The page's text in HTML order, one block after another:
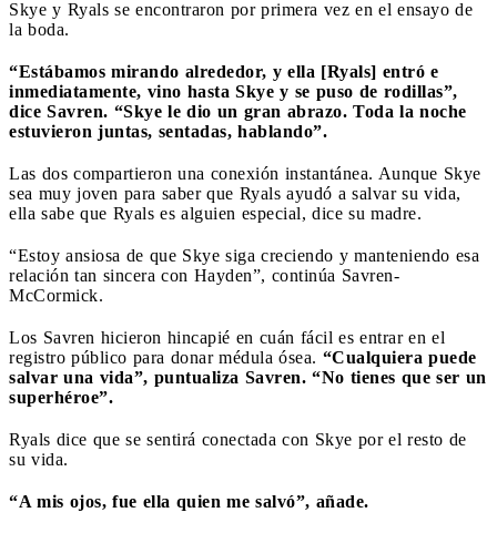
Skye y Ryals se encontraron por primera vez en el ensayo de
la boda.
“Estábamos mirando alrededor, y ella [Ryals] entró e
inmediatamente, vino hasta Skye y se puso de rodillas”,
dice Savren. “Skye le dio un gran abrazo. Toda la noche
estuvieron juntas, sentadas, hablando”.
Las dos compartieron una conexión instantánea. Aunque Skye
sea muy joven para saber que Ryals ayudó a salvar su vida,
ella sabe que Ryals es alguien especial, dice su madre.
“Estoy ansiosa de que Skye siga creciendo y manteniendo esa
relación tan sincera con Hayden”, continúa Savren-
McCormick.
Los Savren hicieron hincapié en cuán fácil es entrar en el
registro público para donar médula ósea. “Cualquiera puede
salvar una vida”, puntualiza Savren. “No tienes que ser un
superhéroe”.
Ryals dice que se sentirá conectada con Skye por el resto de
su vida.
“A mis ojos, fue ella quien me salvó”, añade.